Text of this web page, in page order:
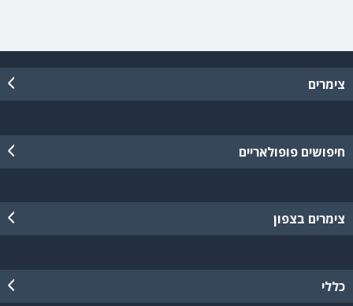
צימרים
חיפושים פופולאריים
צימרים בצפון
כללי